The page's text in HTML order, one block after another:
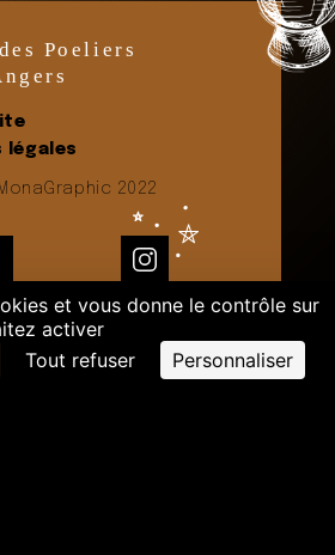
Poeliers
légales
2022
Instagram
et vous donne le contrôle sur
activer
Tout refuser Personnaliser